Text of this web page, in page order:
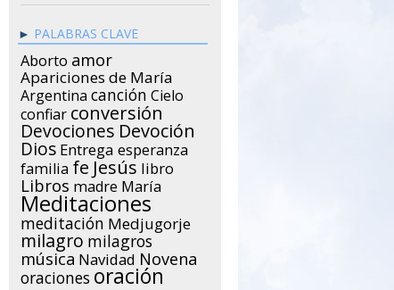
PALABRAS CLAVE
Aborto amor
Apariciones de María
Argentina canción Cielo
confiar conversión
Devociones Devoción
Dios Entrega esperanza
familia fe Jesús libro
Libros madre María
Meditaciones
meditación Medjugorje
milagro milagros
música Navidad Novena
oraciones oración